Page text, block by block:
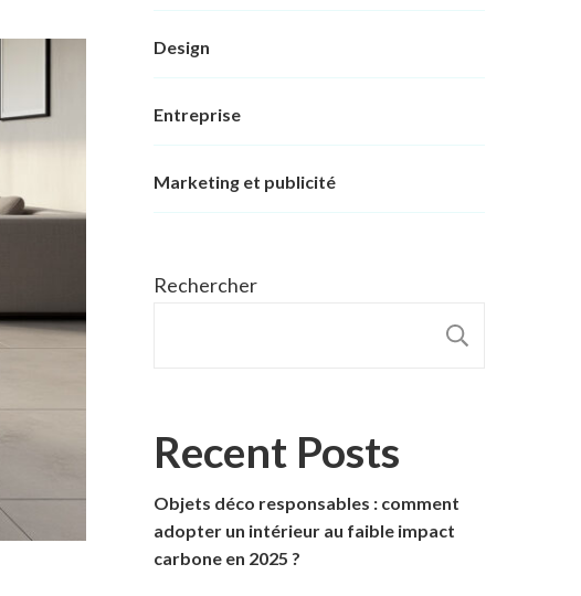
Design
Entreprise
Marketing et publicité
Rechercher
Recent Posts
Objets déco responsables : comment
adopter un intérieur au faible impact
carbone en 2025 ?